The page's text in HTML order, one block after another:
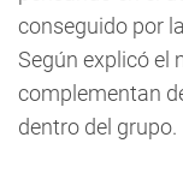
conseguido por la
Según explicó el
complementan
dentro del grupo.